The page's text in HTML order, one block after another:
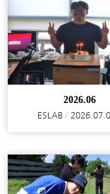
2026.06
ESLAB